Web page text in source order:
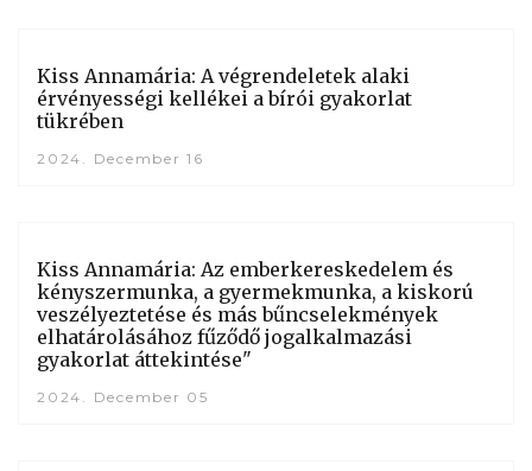
Kiss Annamária: A végrendeletek alaki
érvényességi kellékei a bírói gyakorlat
tükrében
2024. December 16
Kiss Annamária: Az emberkereskedelem és
kényszermunka, a gyermekmunka, a kiskorú
veszélyeztetése és más bűncselekmények
elhatárolásához fűződő jogalkalmazási
gyakorlat áttekintése"
2024. December 05